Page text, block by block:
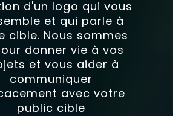
d'un logo qui vous
et qui parle à
cible. Nous sommes
donner vie à vos
et vous aider à
communiquer
avec votre
public cible